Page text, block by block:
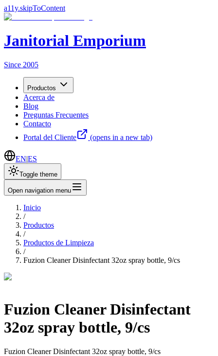
a11y.skipToContent
Janitorial Emporium
Since 2005
Productos
Acerca de
Blog
Preguntas Frecuentes
Contacto
Portal del Cliente
(opens in a new tab)
EN|ES
Toggle theme
Open navigation menu
Inicio
/
Productos
/
Productos de Limpieza
/
Fuzion Cleaner Disinfectant 32oz spray bottle, 9/cs
Fuzion Cleaner Disinfectant
32oz spray bottle, 9/cs
Fuzion Cleaner Disinfectant 32oz spray bottle, 9/cs